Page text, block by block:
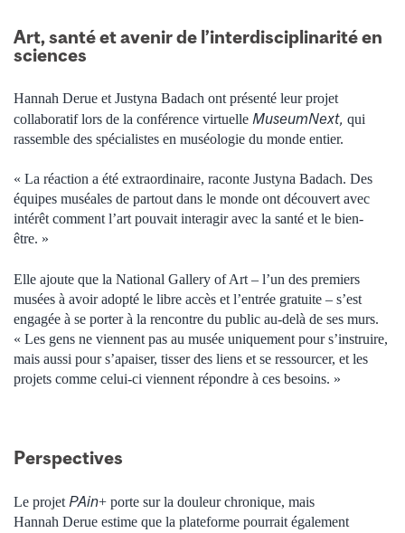
Art, santé et avenir de l’interdisciplinaritéen
sciences
Hannah Derue et Justyna Badach ont présenté leur projet
collaboratif lors de la conférence virtuelle MuseumNext, qui
rassemble des spécialistes en muséologie du monde entier.
« La réaction a été extraordinaire, raconte Justyna Badach. Des
équipes muséales de partout dans le monde ont découvert avec
intérêt comment l’art pouvait interagir avec la santé et le bien-
être. »
Elle ajoute que la National Gallery of Art – l’un des premiers
musées à avoir adopté le libre accès et l’entrée gratuite – s’est
engagée à se porter à la rencontre du public au-delà de ses murs.
« Les gens ne viennent pas au musée uniquement pour s’instruire,
mais aussi pour s’apaiser, tisser des liens et se ressourcer, et les
projets comme celui-ci viennent répondre à ces besoins. »
Perspectives
Le projet PAin+ porte sur la douleur chronique, mais
Hannah Derue estime que la plateforme pourrait également